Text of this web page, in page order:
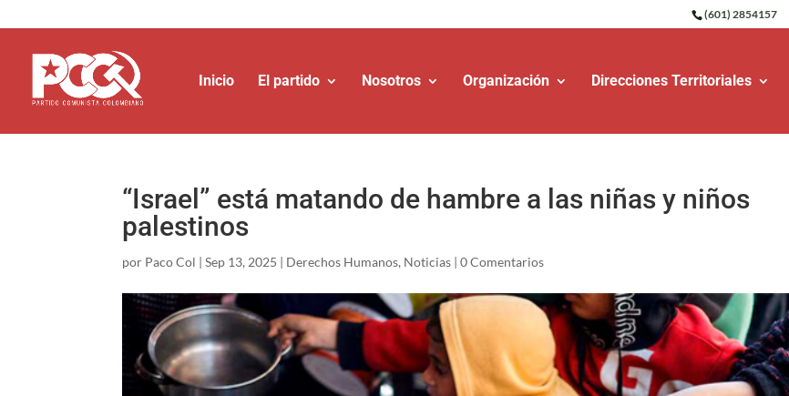
(601) 2854157
Inicio El partido Nosotros Organización Direcciones Territoriales
“Israel” está matando de hambre a las niñas y niños
palestinos
por Paco Col |Sep 13, 2025 | Derechos Humanos, Noticias |0 Comentarios